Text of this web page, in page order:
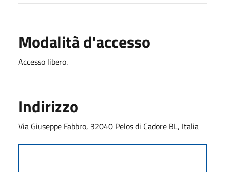
Modalità d'accesso
Accesso libero.
Indirizzo
Via Giuseppe Fabbro, 32040 Pelos di Cadore BL, Italia